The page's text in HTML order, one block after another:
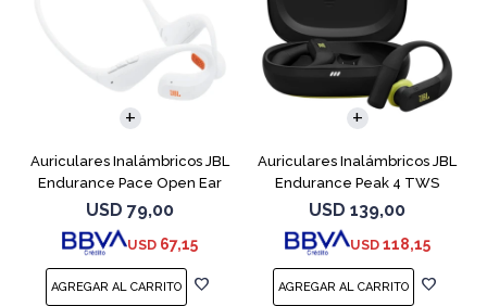
Auriculares Inalámbricos JBL
Endurance Pace Open Ear
Blanco
USD 79,00
USD 67,15
Auriculares Inalámbricos JBL
Endurance Peak 4 TWS
Negro
USD 139,00
USD 118,15